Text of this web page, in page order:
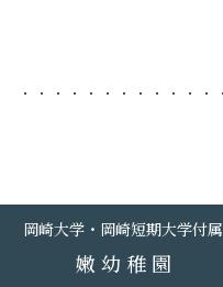
岡崎大学・岡崎短期大学付属
嫩 幼 稚 園